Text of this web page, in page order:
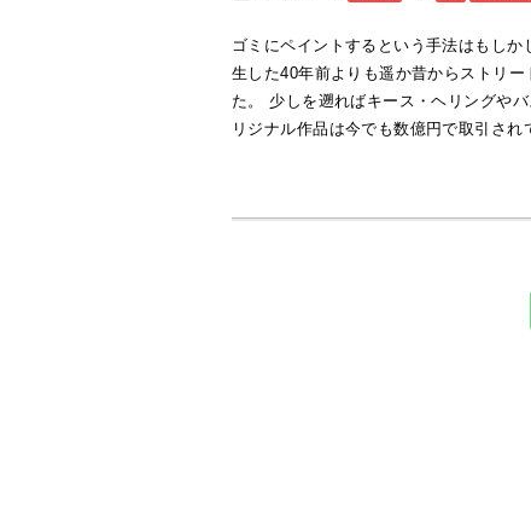
ゴミにペイントするという手法はもし
生した40年前よりも遥か昔からストリ
た。 少しを遡ればキース・ヘリングや
リジナル作品は今でも数億円で取引され